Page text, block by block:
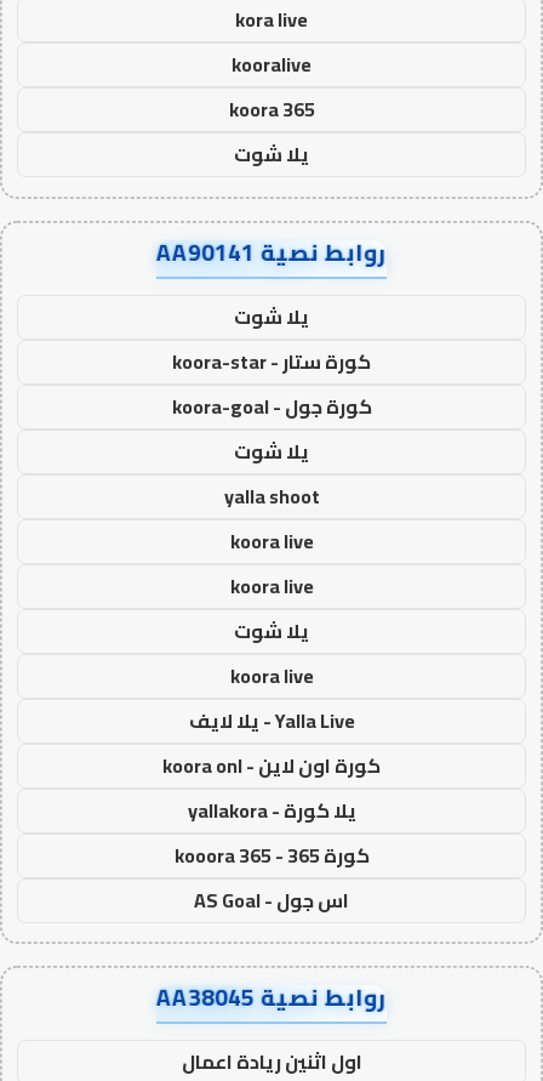
kora live
kooralive
koora 365
يلا شوت
روابط نصية AA90141
يلا شوت
كورة ستار - koora-star
كورة جول - koora-goal
يلا شوت
yalla shoot
koora live
koora live
يلا شوت
koora live
Yalla Live - يلا لايف
كورة اون لاين - koora onl
يلا كورة - yallakora
كورة 365 - kooora 365
اس جول - AS Goal
روابط نصية AA38045
اول اثنين ريادة اعمال